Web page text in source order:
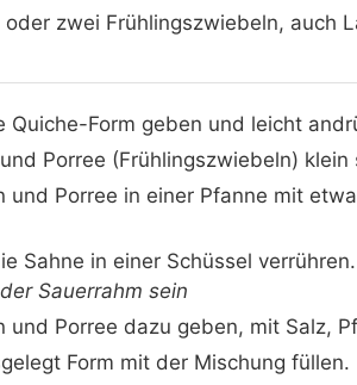
oder zwei Frühlingszwiebeln, auch
Quiche-Form geben und leicht
Porree (Frühlingszwiebeln) klein
und Porree in einer Pfanne mit
Sahne in einer Schüssel
Sauerrahm sein
und Porree dazu geben, mit Salz,
Form mit der Mischung füllen.